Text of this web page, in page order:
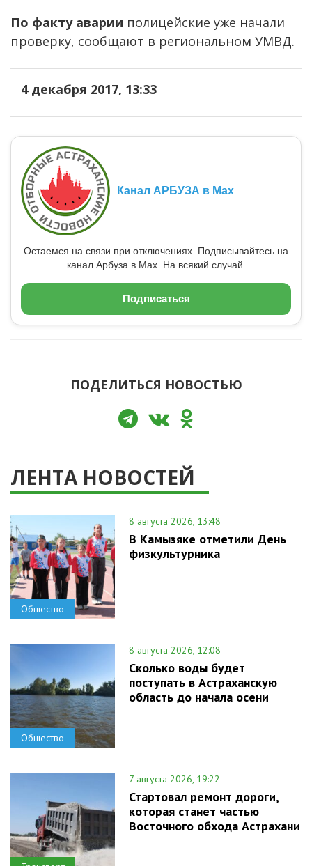
По факту аварии полицейские уже начали
проверку, сообщают в региональном УМВД.
4 декабря 2017, 13:33
Канал АРБУЗА в Max
Остаемся на связи при отключениях. Подписывайтесь на
канал Арбуза в Max. На всякий случай.
Подписаться
ПОДЕЛИТЬСЯ НОВОСТЬЮ
ЛЕНТА НОВОСТЕЙ
Общество
8 августа 2026, 13:48
В Камызяке отметили День
физкультурника
Общество
8 августа 2026, 12:08
Сколько воды будет
поступать в Астраханскую
область до начала осени
7 августа 2026, 19:22
Стартовал ремонт дороги,
которая станет частью
Восточного обхода Астрахани